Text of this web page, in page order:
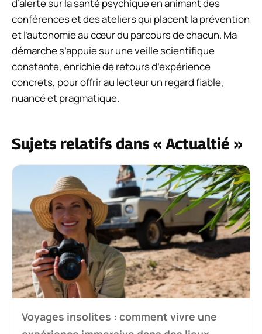
d’alerte sur la santé psychique en animant des
conférences et des ateliers qui placent la prévention
et l’autonomie au cœur du parcours de chacun. Ma
démarche s’appuie sur une veille scientifique
constante, enrichie de retours d’expérience
concrets, pour offrir au lecteur un regard fiable,
nuancé et pragmatique.
Sujets relatifs dans « Actualtié »
Voyages insolites : comment vivre une